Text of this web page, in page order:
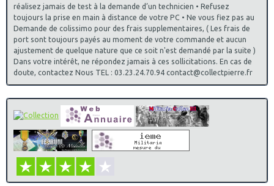
réalisez jamais de test à la demande d’un technicien • Refusez
toujours la prise en main à distance de votre PC • Ne vous fiez pas au
Demande de colissimo pour des frais supplementaires, ( Les frais de
port sont toujours payés au moment de votre commande et aucun
ajustement de quelque nature que ce soit n'est demandé par la suite )
Dans votre intérêt, ne répondez jamais à ces sollicitations. En cas de
doute, contactez Nous TEL : 03.23.24.70.94 contact@collectpierre.fr